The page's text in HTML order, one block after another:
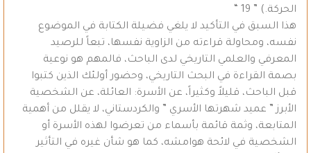
الحركة.) ” 19 “
هذا السبق في التأكيد لا يلغي فضيلة الكتابة في الموضوع
نفسه، ومحاولة قراءته من الزاوية نفسها، تبعاً للرصيد
المعرفي والعلمي التاريخي لدى الباحث، فالمهم هو نوعية
بصمة القراءة في البحث التاريخي، وحضور أولئك الذين كتبوا
قبل الباحث، قليلاً وكثيراً، عن الأسرة: العائلة، عن الشخصية
الأبرز ” عميد شهرتها الأسري ” والكردستاني، لا يقلل من أهمية
المتابعة، وثمة قائمة بأسماء من تعرضوا لهذه الأسرة أو
الشخصية في لائحة هوامشه، كما هو شأن غيره في التأثير